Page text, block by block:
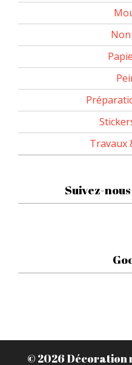
Non
Travaux
Suivez-
© 2026 Décoration